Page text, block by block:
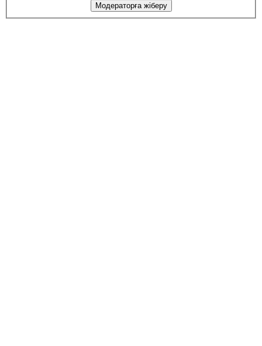
Модераторға жіберу